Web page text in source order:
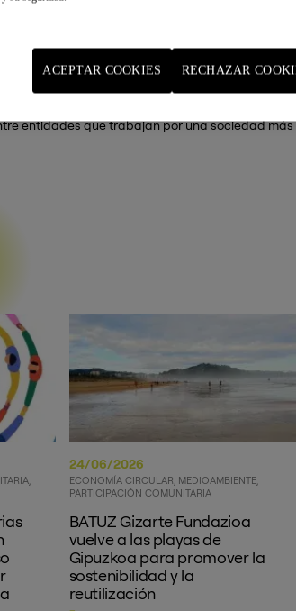
a este fuerte ecosistema de innovación de
empleo, sostenibilidad y cohesión social.
iSocial continúa avanzando en su objetivo de
entidades que trabajan por una sociedad más
24/06/2026
ECONOMÍA CIRCULAR MEDIOAMBIENTE
PARTICIPACIÓN COMUNITARIA
BATUZ Gizarte Fundazioa
vuelve a las playas de
Gipuzkoa para promover la
sostenibilidad y la
reutilización
RECHAZAR
ACEPTAR COOKIES